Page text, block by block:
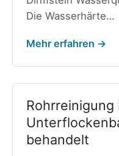
Die Wasserhärte…
Mehr erfahren →
Rohrreinigung
behandelt